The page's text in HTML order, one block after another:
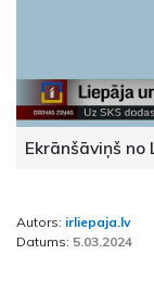
Ekrānšāviņš no
Autors: irliepaja.lv
Datums: 5.03.2024